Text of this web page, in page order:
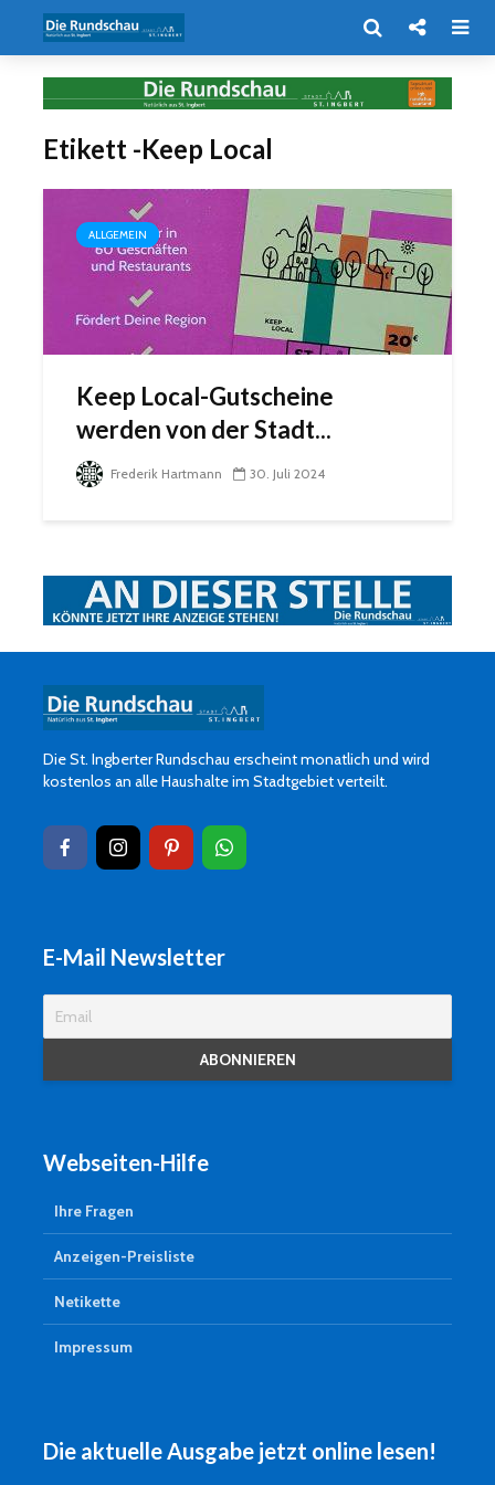
Etikett -Keep Local
ALLGEMEIN
Keep Local-Gutscheine
werden von der Stadt...
Frederik Hartmann 30. Juli 2024
Die St. Ingberter Rundschau erscheint monatlich und wird
kostenlos an alle Haushalte im Stadtgebiet verteilt.
E-Mail Newsletter
Webseiten-Hilfe
Ihre Fragen
Anzeigen-Preisliste
Netikette
Impressum
Die aktuelle Ausgabe jetzt online lesen!